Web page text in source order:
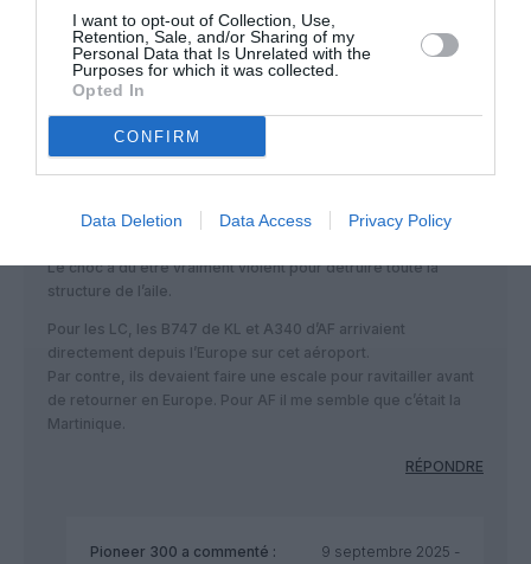
I want to opt-out of Collection, Use,
Retention, Sale, and/or Sharing of my
Personal Data that Is Unrelated with the
Purposes for which it was collected.
Opted In
CONFIRM
Data Deletion Data Access Privacy Policy
récemment…
Pas si coola commenté :
Un voilà un qui va rentrer au Canada en pièces détachées et
Le choc a du être vraiment violent pour détruire toute la
structure de l’aile.
Pour les LC, les B747 de KL et A340 d’AF arrivaient
directement depuis l’Europe sur cet aéroport.
Par contre, ils devaient faire une escale pour ravitailler avant
de retourner en Europe. Pour AF il me semble que c’était la
Martinique.
RÉPONDRE
Pioneer 300 a commenté :
9 septembre 2025 -